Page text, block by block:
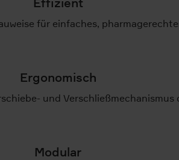
für einfaches,
Ergonomisch
und Verschließmechanismus
Modular